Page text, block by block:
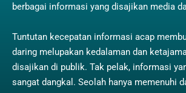
berbagai informasi yang disajikan media
Tuntutan kecepatan informasi acap
daring melupakan kedalaman dan
disajikan di publik. Tak pelak, informasi
sangat dangkal. Seolah hanya memenuhi